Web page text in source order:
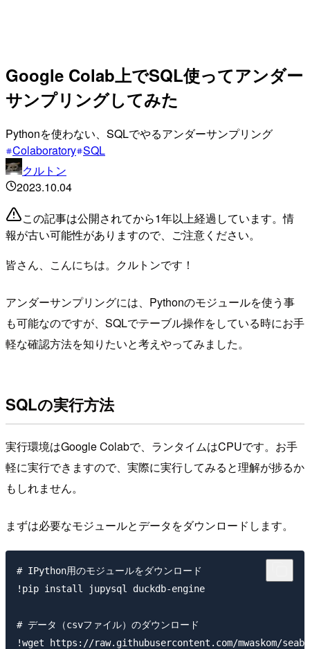
Google Colab上でSQL使ってアンダー
サンプリングしてみた
Pythonを使わない、SQLでやるアンダーサンプリング
Colaboratory SQL
クルトン
2023.10.04
この記事は公開されてから1年以上経過しています。情
報が古い可能性がありますので、ご注意ください。
皆さん、こんにちは。クルトンです！
アンダーサンプリングには、Pythonのモジュールを使う事
も可能なのですが、SQLでテーブル操作をしている時にお手
軽な確認方法を知りたいと考えやってみました。
SQLの実行方法
実行環境はGoogle Colabで、ランタイムはCPUです。お手
軽に実行できますので、実際に実行してみると理解が捗るか
もしれません。
まずは必要なモジュールとデータをダウンロードします。
# IPython用のモジュールをダウンロード
!pip install jupysql duckdb-engine
# データ（csvファイル）のダウンロード